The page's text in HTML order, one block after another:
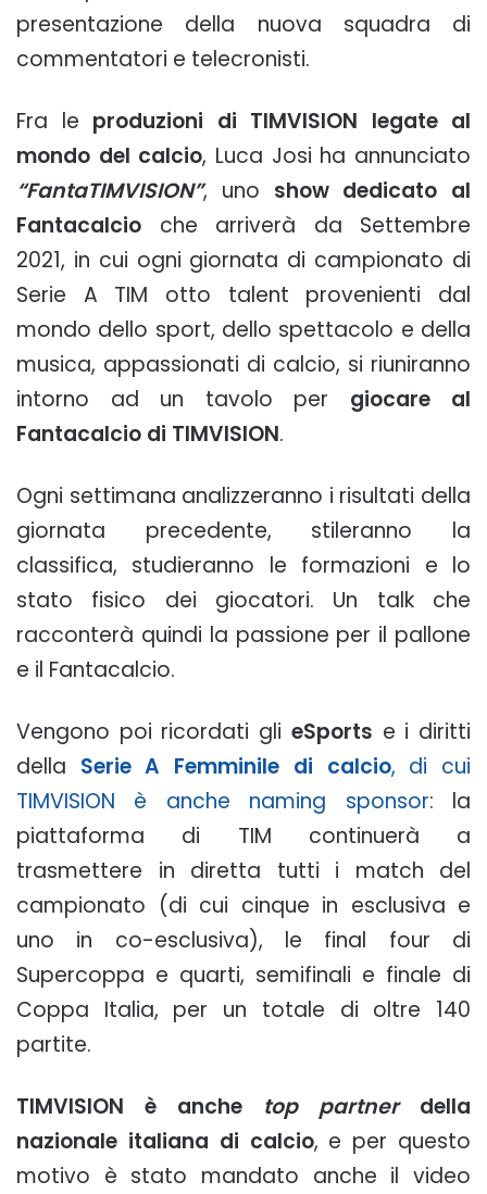
presentazione della nuova squadra di
commentatori e telecronisti.
Fra le produzioni di TIMVISION legate al
mondo del calcio, Luca Josi ha annunciato
“FantaTIMVISION”, uno show dedicato al
Fantacalcio che arriverà da Settembre
2021, in cui ogni giornata di campionato di
Serie A TIM otto talent provenienti dal
mondo dello sport, dello spettacolo e della
musica, appassionati di calcio, si riuniranno
intorno ad un tavolo per giocare al
Fantacalcio di TIMVISION.
Ogni settimana analizzeranno i risultati della
giornata precedente, stileranno la
classifica, studieranno le formazioni e lo
stato fisico dei giocatori. Un talk che
racconterà quindi la passione per il pallone
e il Fantacalcio.
Vengono poi ricordati gli eSports e i diritti
della Serie A Femminile di calcio, di cui
TIMVISION è anche naming sponsor: la
piattaforma di TIM continuerà a
trasmettere in diretta tutti i match del
campionato (di cui cinque in esclusiva e
uno in co-esclusiva), le final four di
Supercoppa e quarti, semifinali e finale di
Coppa Italia, per un totale di oltre 140
partite.
TIMVISION è anche top partnerdella
nazionale italiana di calcio, e per questo
motivo è stato mandato anche il video